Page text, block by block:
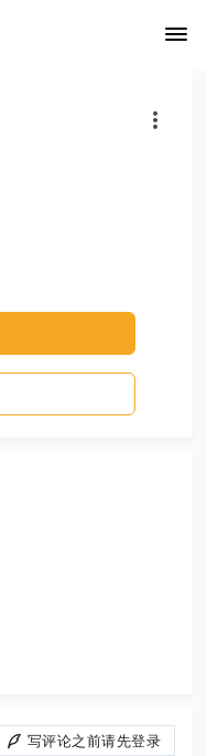
写评论之前请先登录